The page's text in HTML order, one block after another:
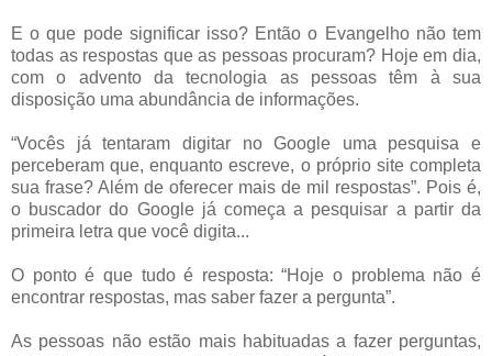
E o que pode significar isso? Então o Evangelho não tem
todas as respostas que as pessoas procuram? Hoje em dia,
com o advento da tecnologia as pessoas têm à sua
disposição uma abundância de informações.
“Vocês já tentaram digitar no Google uma pesquisa e
perceberam que, enquanto escreve, o próprio site completa
sua frase? Além de oferecer mais de mil respostas”. Pois é,
o buscador do Google já começa a pesquisar a partir da
primeira letra que você digita...
O ponto é que tudo é resposta: “Hoje o problema não é
encontrar respostas, mas saber fazer a pergunta”.
As pessoas não estão mais habituadas a fazer perguntas,